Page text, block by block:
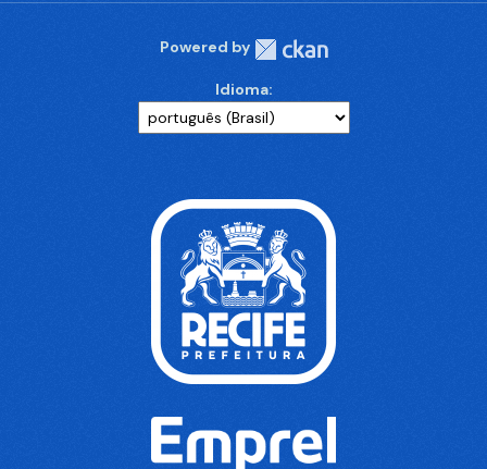
Powered by
Idioma